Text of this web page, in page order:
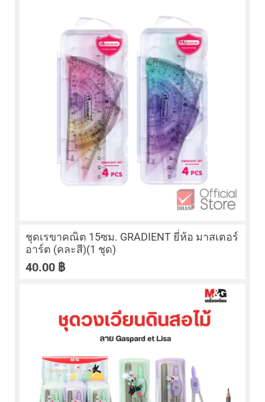
ชุดเรขาคณิต 15ซม. GRADIENT ยี่ห้อ มาสเตอร์
อาร์ต (คละสี)(1 ชุด)
40.00 ฿